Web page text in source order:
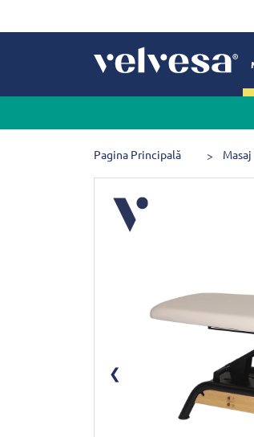
Pagina Principală Masaj